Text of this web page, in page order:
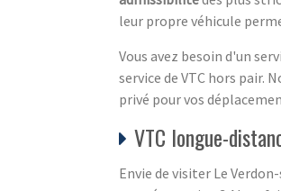
leur propre véhicule
Vous avez besoin d'un
service de VTC hors pair.
privé pour vos
VTC longue-
Envie de visiter Le